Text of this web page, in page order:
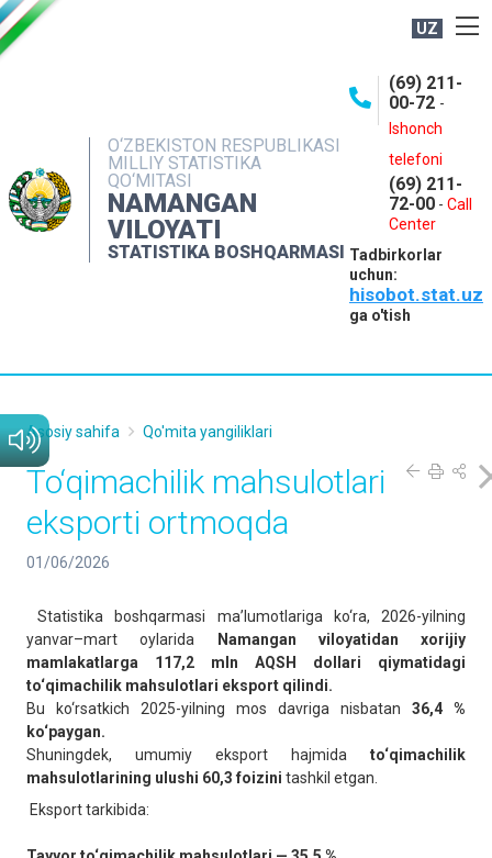
UZ
O‘ZBEKISTON RESPUBLIKASI
MILLIY STATISTIKA
QO‘MITASI
NAMANGAN
VILOYATI
STATISTIKA BOSHQARMASI
(69) 211-
00-72 -
Ishonch
telefoni
(69) 211-
72-00 - Call
Center
Tadbirkorlar
uchun:
hisobot.stat.uz
ga o'tish
NASHRLAR
INTERAKTIV XIZMATLAR
MATBUOT XIZMATI
MUROJAATLAR
Asosiy sahifa Qo'mita yangiliklari
To‘qimachilik mahsulotlari
eksporti ortmoqda
01/06/2026
Statistika boshqarmasi ma’lumotlariga ko‘ra, 2026-yilning
yanvar–mart oylarida
Namangan viloyatidan xorijiy
mamlakatlarga 117,2 mln AQSH dollari qiymatidagi
to‘qimachilik mahsulotlari eksport qilindi.
Bu ko‘rsatkich 2025-yilning mos davriga nisbatan 36,4 %
ko‘paygan.
Shuningdek, umumiy eksport hajmida to‘qimachilik
mahsulotlarining ulushi 60,3 foizini tashkil etgan.
Eksport tarkibida: